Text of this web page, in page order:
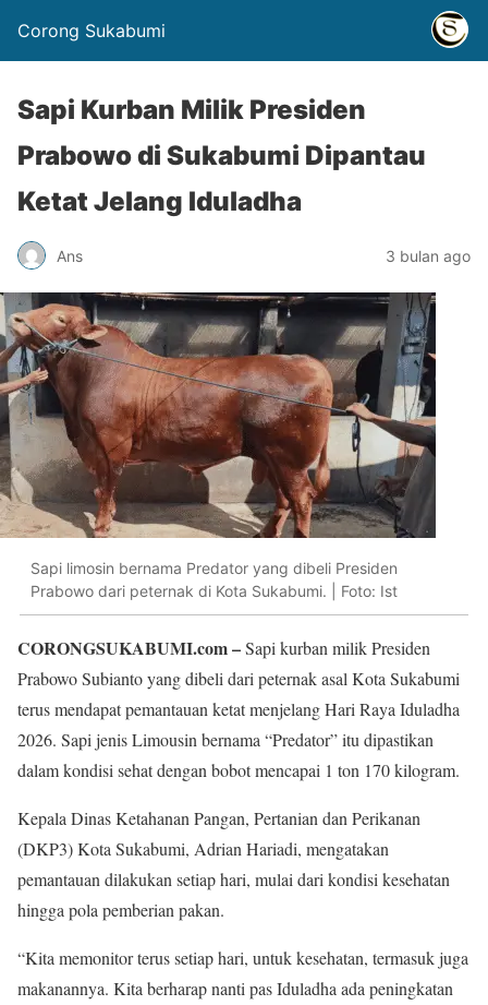
Corong Sukabumi
Sapi Kurban Milik Presiden
Prabowo di Sukabumi Dipantau
Ketat Jelang Iduladha
Ans 3 bulan ago
Sapi limosin bernama Predator yang dibeli Presiden
Prabowo dari peternak di Kota Sukabumi. | Foto: Ist
CORONGSUKABUMI.com –Sapi kurban milik Presiden
Prabowo Subianto yang dibeli dari peternak asal Kota Sukabumi
terus mendapat pemantauan ketat menjelang Hari Raya Iduladha
2026. Sapi jenis Limousin bernama “Predator” itu dipastikan
dalam kondisi sehat dengan bobot mencapai 1 ton 170 kilogram.
Kepala Dinas Ketahanan Pangan, Pertanian dan Perikanan
(DKP3) Kota Sukabumi, Adrian Hariadi, mengatakan
pemantauan dilakukan setiap hari, mulai dari kondisi kesehatan
hingga pola pemberian pakan.
“Kita memonitor terus setiap hari, untuk kesehatan, termasuk juga
makanannya. Kita berharap nanti pas Iduladha ada peningkatan